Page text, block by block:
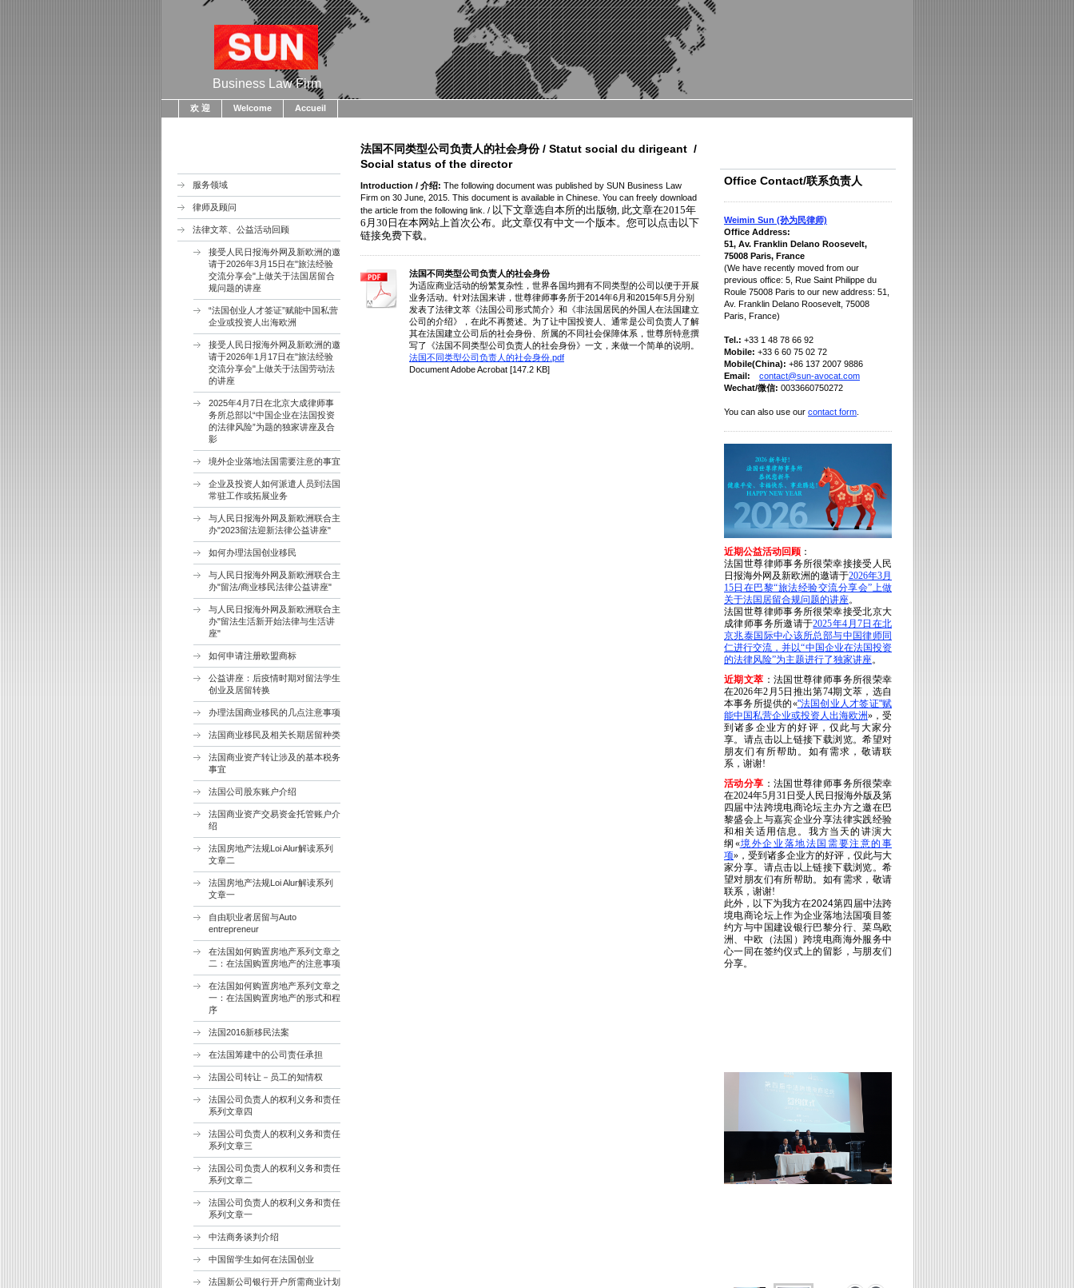
Business Law Firm
欢 迎 Welcome Accueil
服务领域
律师及顾问
法律文萃、公益活动回顾
接受人民日报海外网及新欧洲的邀
请于2026年3月15日在"旅法经验
交流分享会"上做关于法国居留合
规问题的讲座
“法国创业人才签证”赋能中国私营
企业或投资人出海欧洲
接受人民日报海外网及新欧洲的邀
请于2026年1月17日在"旅法经验
交流分享会"上做关于法国劳动法
的讲座
2025年4月7日在北京大成律师事
务所总部以“中国企业在法国投资
的法律风险”为题的独家讲座及合
影
境外企业落地法国需要注意的事宜
企业及投资人如何派遣人员到法国
常驻工作或拓展业务
与人民日报海外网及新欧洲联合主
办"2023留法迎新法律公益讲座"
如何办理法国创业移民
与人民日报海外网及新欧洲联合主
办"留法/商业移民法律公益讲座"
与人民日报海外网及新欧洲联合主
办"留法生活新开始法律与生活讲
座"
如何申请注册欧盟商标
公益讲座：后疫情时期对留法学生
创业及居留转换
办理法国商业移民的几点注意事项
法国商业移民及相关长期居留种类
法国商业资产转让涉及的基本税务
事宜
法国公司股东账户介绍
法国商业资产交易资金托管账户介
绍
法国房地产法规Loi Alur解读系列
文章二
法国房地产法规Loi Alur解读系列
文章一
自由职业者居留与Auto
entrepreneur
在法国如何购置房地产系列文章之
二：在法国购置房地产的注意事项
在法国如何购置房地产系列文章之
一：在法国购置房地产的形式和程
序
法国2016新移民法案
在法国筹建中的公司责任承担
法国公司转让－员工的知情权
法国公司负责人的权利义务和责任
系列文章四
法国公司负责人的权利义务和责任
系列文章三
法国公司负责人的权利义务和责任
系列文章二
法国公司负责人的权利义务和责任
系列文章一
中法商务谈判介绍
中国留学生如何在法国创业
法国新公司银行开户所需商业计划
法国不同类型公司负责人的社会身份 / Statut social du dirigeant /
Social status of the director
Introduction / 介绍: The following document was published by SUN Business Law
Firm on 30 June, 2015. This document is available in Chinese. You can freely download
the article from the following link. / 以下文章选自本所的出版物, 此文章在2015年
6月30日在本网站上首次公布。此文章仅有中文一个版本。您可以点击以下
链接免费下载。
法国不同类型公司负责人的社会身份
为适应商业活动的纷繁复杂性，世界各国均拥有不同类型的公司以便于开展
业务活动。针对法国来讲，世尊律师事务所于2014年6月和2015年5月分别
发表了法律文萃《法国公司形式简介》和《非法国居民的外国人在法国建立
公司的介绍》，在此不再赘述。为了让中国投资人、通常是公司负责人了解
其在法国建立公司后的社会身份、所属的不同社会保障体系，世尊所特意撰
写了《法国不同类型公司负责人的社会身份》一文，来做一个简单的说明。
法国不同类型公司负责人的社会身份.pdf
Document Adobe Acrobat [147.2 KB]
Office Contact/联系负责人
Weimin Sun (孙为民律师)
Office Address:
51, Av. Franklin Delano Roosevelt,
75008 Paris, France
(We have recently moved from our
previous office: 5, Rue Saint Philippe du
Roule 75008 Paris to our new address: 51,
Av. Franklin Delano Roosevelt, 75008
Paris, France)
Tel.: +33 1 48 78 66 92
Mobile: +33 6 60 75 02 72
Mobile(China): +86 137 2007 9886
Email: contact@sun-avocat.com
Wechat/微信: 0033660750272
You can also use our contact form
近期公益活动回顾 ：
法国世尊律师事务所很荣幸接接受人民
日报海外网及新欧洲的邀请于2026年3月
15日在巴黎“旅法经验交流分享会”上做
关于法国居留合规问题的讲座。
法国世尊律师事务所很荣幸接受北京大
成律师事务所邀请于2025年4月7日在北
京兆泰国际中心该所总部与中国律师同
仁进行交流，并以“中国企业在法国投资
的法律风险”为主题进行了独家讲座。
近期文萃 ：法国世尊律师事务所很荣幸
在2026年2月5日推出第74期文萃，选自
本事务所提供的«"法国创业人才签证"赋
能中国私营企业或投资人出海欧洲»，受
到诸多企业方的好评，仅此与大家分
享。 请点击以上链接下载浏览。希望对
朋友们有所帮助。如有需求，敬请联
系，谢谢!
活动分享 ：法国世尊律师事务所很荣幸
在2024年5月31日受人民日报海外版及第
四届中法跨境电商论坛主办方之邀在巴
黎盛会上与嘉宾企业分享法律实践经验
和相关适用信息。我方当天的讲演大
纲«境外企业落地法国需要注意的事
项»，受到诸多企业方的好评，仅此与大
家分享。 请点击以上链接下载浏览。希
望对朋友们有所帮助。如有需求，敬请
联系，谢谢!
此外，以下为我方在2024第四届中法跨
境电商论坛上作为企业落地法国项目签
约方与中国建设银行巴黎分行、菜鸟欧
洲、中欧（法国）跨境电商海外服务中
心一同在签约仪式上的留影，与朋友们
分享。